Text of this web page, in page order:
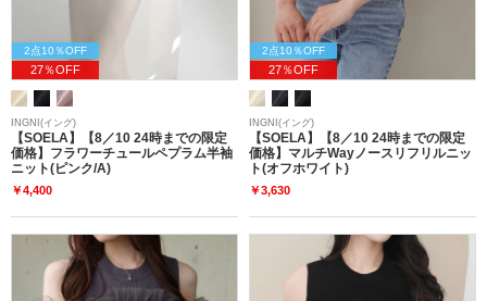
2点10％OFF
27％OFF
INGNI(イング)
【SOELA】【8／10 24時までの限定
価格】フラワーチュールペプラム半袖
ニット(ピンク/A)
￥4,400
2点10％OFF
27％OFF
INGNI(イング)
【SOELA】【8／10 24時までの限定
価格】マルチWayノースリフリルニッ
ト(オフホワイト)
￥3,630